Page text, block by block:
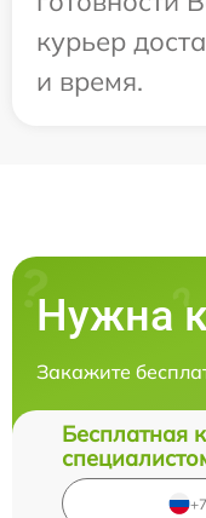
курьер
и время.
Нужна
Закажите
Бесплатная